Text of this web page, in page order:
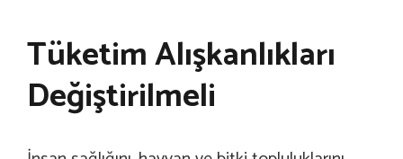
Tüketim Alışkanlıkları
Değiştirilmeli